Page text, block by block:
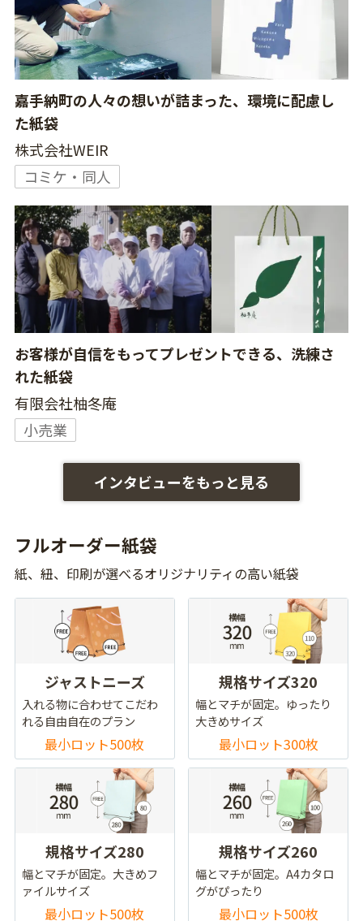
嘉手納町の人々の想いが詰まった、環境に配慮し
た紙袋
株式会社WEIR
コミケ・同人
お客様が自信をもってプレゼントできる、洗練さ
れた紙袋
有限会社柚冬庵
小売業
インタビューをもっと見る
フルオーダー紙袋
紙、紐、印刷が選べるオリジナリティの高い紙袋
ジャストニーズ
入れる物に合わせてこだわ
れる自由自在のプラン
最小ロット500枚
規格サイズ320
幅とマチが固定。ゆったり
大きめサイズ
最小ロット300枚
規格サイズ280
幅とマチが固定。大きめフ
ァイルサイズ
最小ロット500枚
規格サイズ260
幅とマチが固定。A4カタロ
グがぴったり
最小ロット500枚